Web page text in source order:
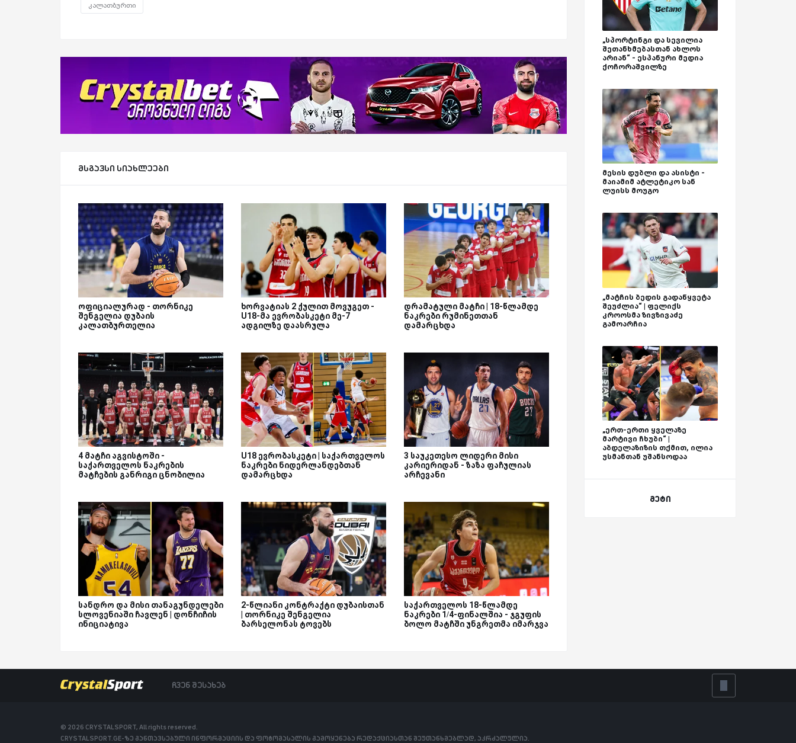
კალათბურთი
მსგავსი სიახლეები
ოფიციალურად - თორნიკე
შენგელია დუბაის
კალათბურთელია
ხორვატიას 2 ქულით მოვუგეთ -
U18-მა ევრობასკეტი მე-7
ადგილზე დაასრულა
დრამატული მატჩი | 18-წლამდე
ნაკრები რუმინეთთან
დამარცხდა
4 მატჩი აგვისტოში -
საქართველოს ნაკრების
მატჩების განრიგი ცნობილია
U18 ევრობასკეტი | საქართველოს
ნაკრები ნიდერლანდებთან
დამარცხდა
3 საუკეთესო ლიდერი მისი
კარიერიდან - ზაზა ფაჩულიას
არჩევანი
სანდრო და მისი თანაგუნდელები
სლოვენიაში ჩავლენ | დონჩიჩის
ინიციატივა
2-წლიანი კონტრაქტი დუბაისთან
| თორნიკე შენგელია
ბარსელონას ტოვებს
საქართველოს 18-წლამდე
ნაკრები 1/4-ფინალშია - ჯგუფის
ბოლო მატჩში უნგრეთმა იმარჯვა
„სპორტინგი და სევილია
შეთანხმებასთან ახლოს
არიან“ - ესპანური მედია
ქოჩორაშვილზე
მესის დუბლი და ასისტი -
მაიამიმ ატლეტიკო სან
ლუისს მოუგო
„მატჩის ბედის გადაწყვეტა
შეუძლია“ | ფელიქს
კროოსმა ზივზივაძე
გამოარჩია
„ერთ-ერთი ყველაზე
მარტივი ჩხუბი“ |
აბდელაზიზის თქმით, ილია
უსმანთან უშანსოდაა
მეტი
ჩვენ შესახებ
© 2026 CRYSTALSPORT, All rights reserved.
CRYSTALSPORT.GE-ზე განთავსებული ინფორმაციის და ფოტომასალის გამოყენება რედაქციასთან შეუთანხმებლად, აკრძალულია.